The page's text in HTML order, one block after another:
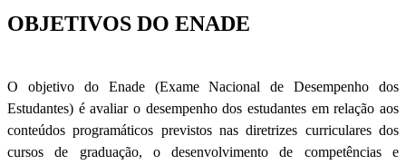
OBJETIVOS DO ENADE
O objetivo do Enade (Exame Nacional de Desempenho dos
Estudantes) é avaliar o desempenho dos estudantes em relação aos
conteúdos programáticos previstos nas diretrizes curriculares dos
cursos de graduação, o desenvolvimento de competências e